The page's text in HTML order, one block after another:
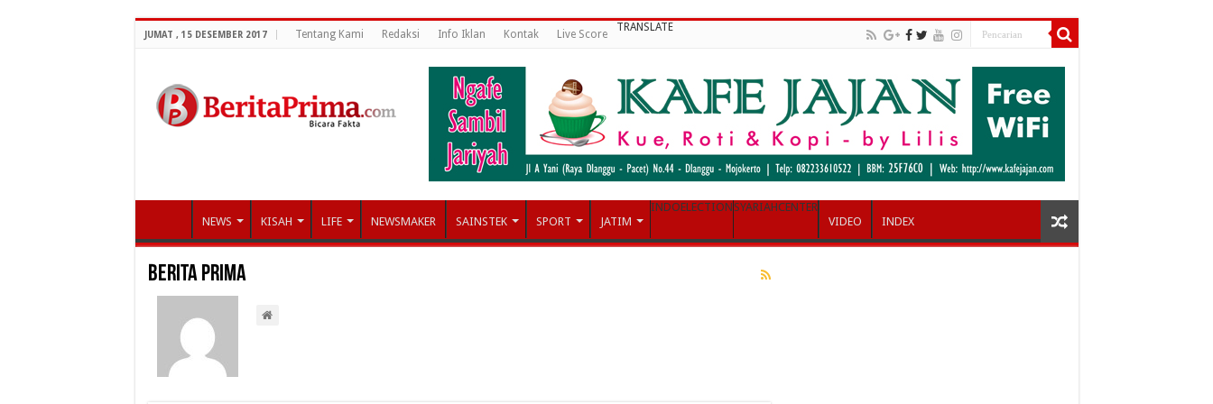
JUMAT , 15 DESEMBER 2017 Tentang Kami Redaksi Info Iklan Kontak Live Score
TRANSLATE
NEWS KISAH LIFE NEWSMAKER SAINSTEK SPORT JATIM
INDOELECTION SYARIAHCENTER
VIDEO
INDEX
Berita Prima